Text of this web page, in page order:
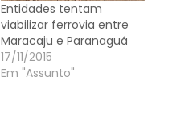
Entidades tentam
viabilizar ferrovia entre
Maracaju e Paranaguá
17/11/2015
Em "Assunto"